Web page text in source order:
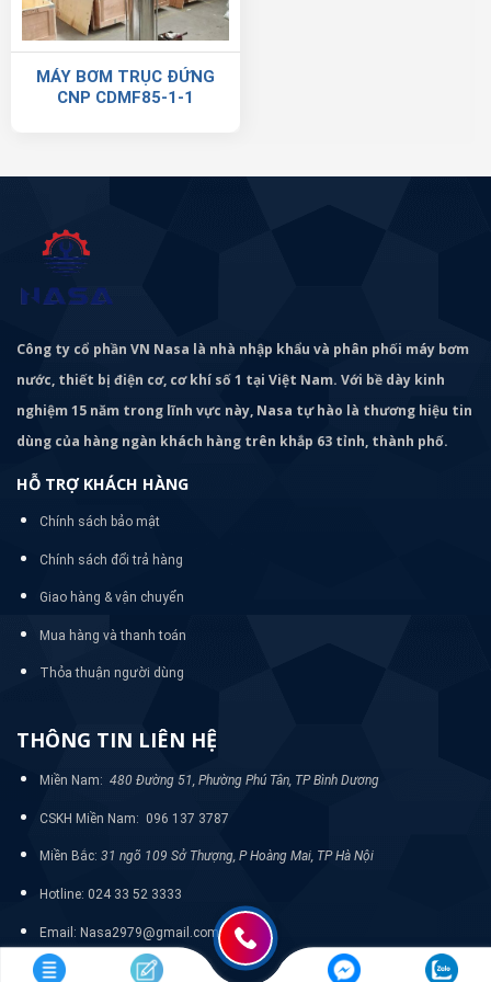
MÁY BƠM TRỤC ĐỨNG
CNP CDMF85-1-1
Công ty cổ phần VN Nasa là nhà nhập khẩu và phân phối máy bơm
nước, thiết bị điện cơ, cơ khí số 1 tại Việt Nam. Với bề dày kinh
nghiệm 15 năm trong lĩnh vực này, Nasa tự hào là thương hiệu tin
dùng của hàng ngàn khách hàng trên khắp 63 tỉnh, thành phố.
HỖ TRỢ KHÁCH HÀNG
Chính sách bảo mật
Chính sách đổi trả hàng
Giao hàng & vận chuyển
Mua hàng và thanh toán
Thỏa thuận người dùng
THÔNG TIN LIÊN HỆ
Miền Nam: 480 Đường 51, Phường Phú Tân, TP Bình Dương
CSKH Miền Nam: 096 137 3787
Miền Bắc: 31 ngõ 109 Sở Thượng, P Hoàng Mai, TP Hà Nội
Hotline: 024 33 52 3333
Email: Nasa2979@gmail.com